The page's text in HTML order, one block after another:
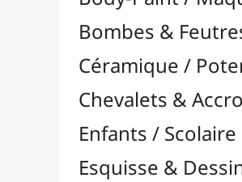
Feutres & Stylos
Librairie / Livres
Loisirs Créatifs
Accessoires en Bois
Accessoires en Plastique
Accessoires pour Bijoux
Aiguilles & Couture

Agrafeuses Simples et Murales